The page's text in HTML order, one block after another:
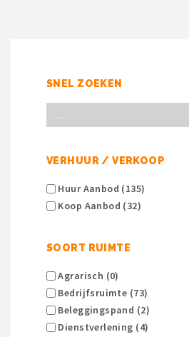
SNEL ZOEKEN
VERHUUR / VERKOOP
Huur Aanbod (135)
Koop Aanbod (32)
SOORT RUIMTE
Agrarisch (0)
Bedrijfsruimte (73)
Beleggingspand (2)
Dienstverlening (4)